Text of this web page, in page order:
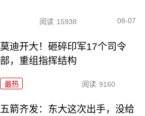
阅读 15938 08-07
莫迪开大！砸碎印军17个司令
部，重组指挥结构
最热 阅读 9160
五箭齐发：东大这次出手，没给